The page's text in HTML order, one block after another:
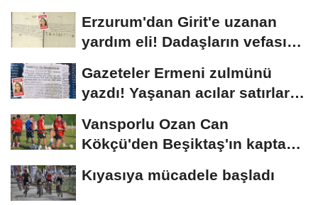
Erzurum'dan Girit'e uzanan
yardım eli! Dadaşların vefası
Gazeteler Ermeni zulmünü
yazdı! Yaşanan acılar satırlara
Vansporlu Ozan Can
Kökçü'den Beşiktaş'ın kaptanı
Kıyasıya mücadele başladı